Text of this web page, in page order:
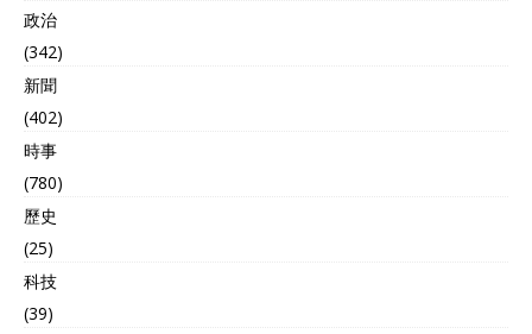
政治
(342)
新聞
(402)
時事
(780)
歷史
(25)
科技
(39)